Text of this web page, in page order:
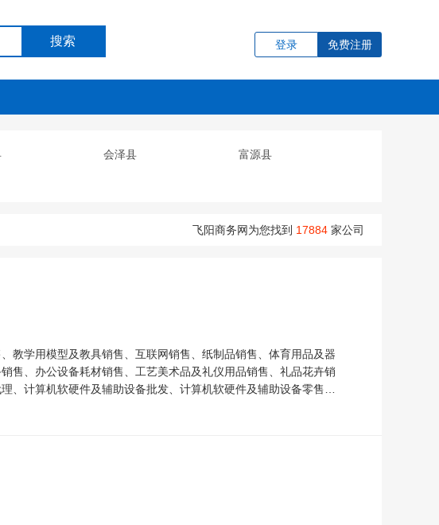
搜索 登录 免费注册
会泽县
富源县
飞阳商务网为您找到 17884 家公司
教学用模型及教具销售、互联网销售、纸制品销售、体育用品及器
售、办公设备耗材销售、工艺美术品及礼仪用品销售、礼品花卉销
计算机软硬件及辅助设备批发、计算机软硬件及辅助设备零售、